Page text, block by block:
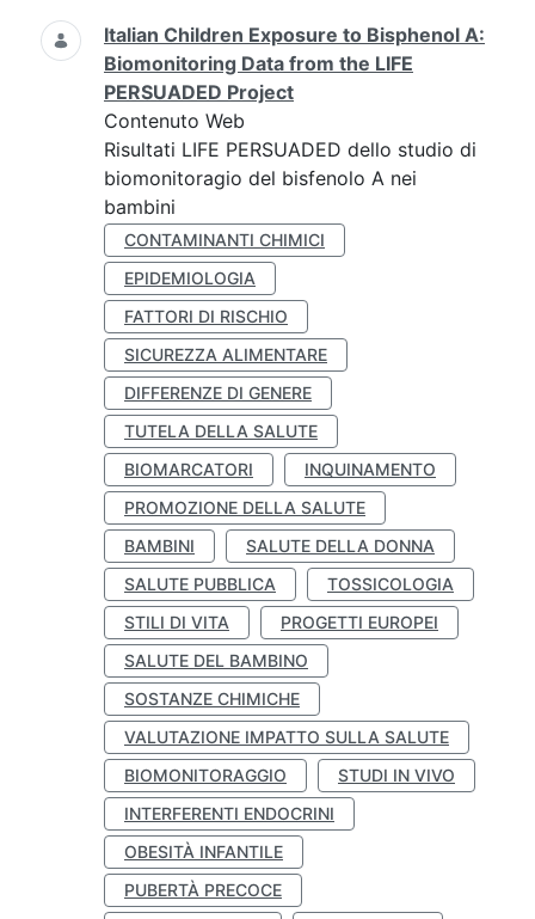
Italian Children Exposure to Bisphenol A:
Biomonitoring Data from the LIFE
PERSUADED Project
Contenuto Web
Risultati LIFE PERSUADED dello studio di
biomonitoragio del bisfenolo A nei
bambini
CONTAMINANTI CHIMICI
EPIDEMIOLOGIA
FATTORI DI RISCHIO
SICUREZZA ALIMENTARE
DIFFERENZE DI GENERE
TUTELA DELLA SALUTE
BIOMARCATORI
INQUINAMENTO
PROMOZIONE DELLA SALUTE
BAMBINI
SALUTE DELLA DONNA
SALUTE PUBBLICA
TOSSICOLOGIA
STILI DI VITA
PROGETTI EUROPEI
SALUTE DEL BAMBINO
SOSTANZE CHIMICHE
VALUTAZIONE IMPATTO SULLA SALUTE
BIOMONITORAGGIO
STUDI IN VIVO
INTERFERENTI ENDOCRINI
OBESITÀ INFANTILE
PUBERTÀ PRECOCE